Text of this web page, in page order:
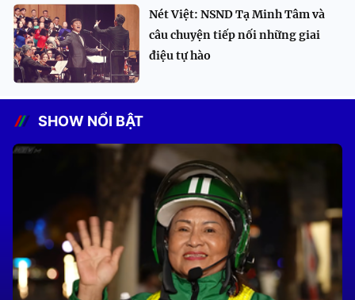
Nét Việt: NSND Tạ Minh Tâm và
câu chuyện tiếp nối những giai
điệu tự hào
SHOW NỔI BẬT